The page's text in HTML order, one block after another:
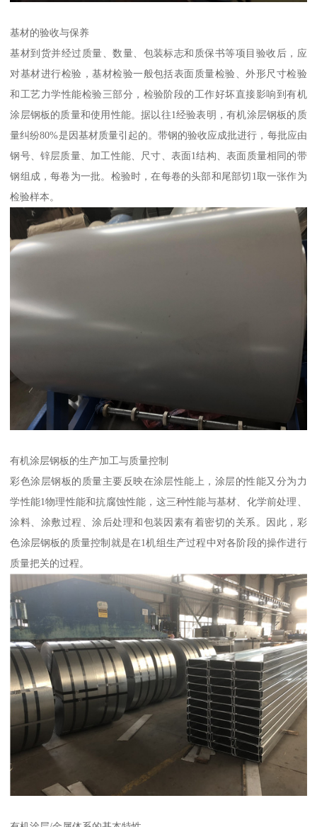
基材的验收与保养
基材到货并经过质量、数量、包装标志和质保书等项目验收后，应
对基材进行检验，基材检验一般包括表面质量检验、外形尺寸检验
和工艺力学性能检验三部分，检验阶段的工作好坏直接影响到有机
涂层钢板的质量和使用性能。据以往1经验表明，有机涂层钢板的质
量纠纷80%是因基材质量引起的。带钢的验收应成批进行，每批应由
钢号、锌层质量、加工性能、尺寸、表面1结构、表面质量相同的带
钢组成，每卷为一批。检验时，在每卷的头部和尾部切1取一张作为
检验样本。
有机涂层钢板的生产加工与质量控制
彩色涂层钢板的质量主要反映在涂层性能上，涂层的性能又分为力
学性能1物理性能和抗腐蚀性能，这三种性能与基材、化学前处理、
涂料、涂敷过程、涂后处理和包装因素有着密切的关系。因此，彩
色涂层钢板的质量控制就是在1机组生产过程中对各阶段的操作进行
质量把关的过程。